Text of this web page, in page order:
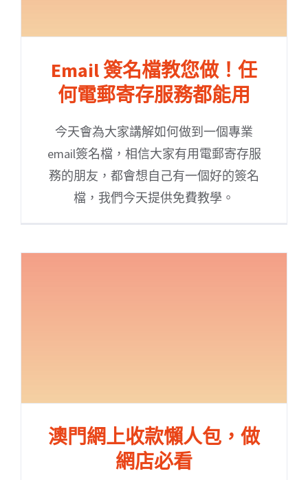
Email 簽名檔教您做！任
何電郵寄存服務都能用
今天會為大家講解如何做到一個專業
email簽名檔，相信大家有用電郵寄存服
務的朋友，都會想自己有一個好的簽名
檔，我們今天提供免費教學。
澳門網上收款懶人包，做
網店必看